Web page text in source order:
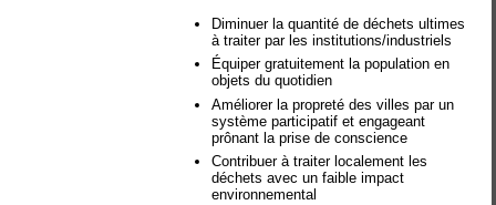
Diminuer la quantité de déchets ultimes
à traiter par les institutions/industriels
Équiper gratuitement la population en
objets du quotidien
Améliorer la propreté des villes par un
système participatif et engageant
prônant la prise de conscience
Contribuer à traiter localement les
déchets avec un faible impact
environnemental